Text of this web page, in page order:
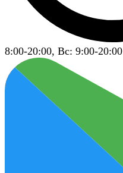
8:00-20:00, Вс: 9:00-20:00